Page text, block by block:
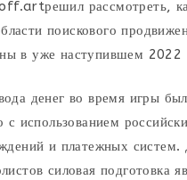
рассмотреть,
поискового
в уже наступившем 2022
денег во время игры
с использованием
и платежных систем.
силовая подготовка